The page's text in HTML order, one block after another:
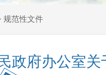
规范性文件
政府办公室